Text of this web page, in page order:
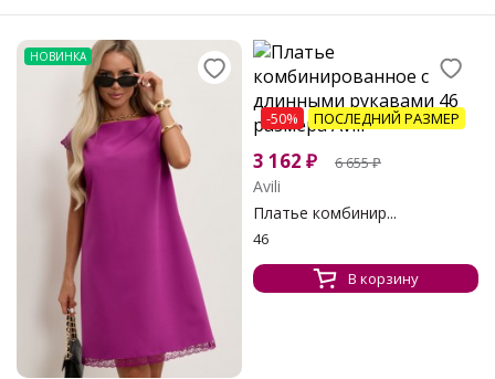
НОВИНКА
-50% ПОСЛЕДНИЙ РАЗМЕР
3 162 ₽ 6 655₽
Avili
Платье комбинир...
46
В корзину